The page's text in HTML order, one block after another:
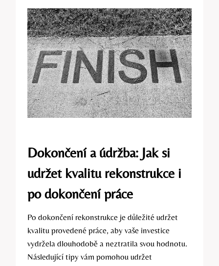
Dokončení a údržba: Jak si
udržet kvalitu rekonstrukce i
po dokončení práce
Po dokončení rekonstrukce je důležité udržet
kvalitu provedené práce, aby vaše investice
vydržela dlouhodobě a neztratila svou hodnotu.
Následující tipy vám pomohou udržet